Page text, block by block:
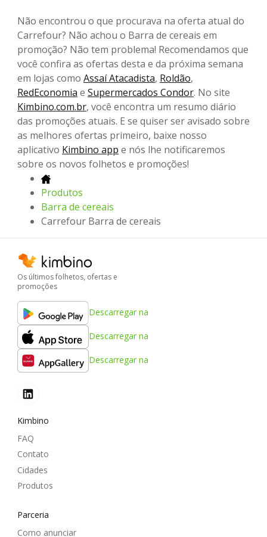
Não encontrou o que procurava na oferta atual do
Carrefour? Não achou o Barra de cereais em
promoção? Não tem problema! Recomendamos que
você confira as ofertas desta e da próxima semana
em lojas como Assaí Atacadista, Roldão,
RedEconomia e Supermercados Condor. No site
Kimbino.com.br, você encontra um resumo diário
das promoções atuais. E se quiser ser avisado sobre
as melhores ofertas primeiro, baixe nosso
aplicativo Kimbino app e nós lhe notificaremos
sobre os novos folhetos e promoções!
Produtos
Barra de cereais
Carrefour Barra de cereais
Os últimos folhetos, ofertas e
promoções
Descarregar na
Descarregar na
Descarregar na
Kimbino
FAQ
Contato
Cidades
Produtos
Parceria
Como anunciar